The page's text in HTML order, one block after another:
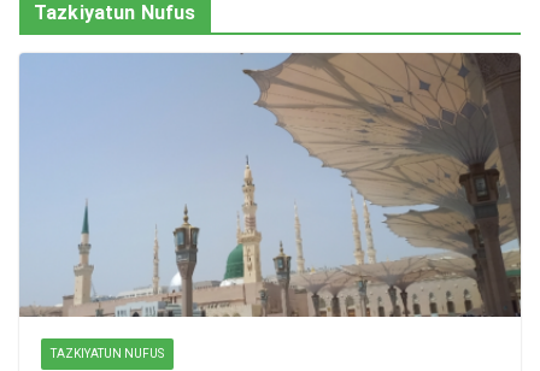
Tazkiyatun Nufus
TAZKIYATUN NUFUS